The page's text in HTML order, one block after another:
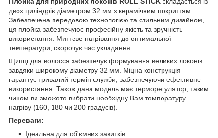
двох циліндрів діаметром 32 мм з керамічним покриттям.
Забезпечена передовою технологією та стильним дизайном,
ця плойка забезпечуює професійну якість та зручність
використання. Миттєве нагрівання до оптимальної
температури, скорочує час укладання.
Щипці для волосся забезпечує формування великих локонів
завдяки широкому діаметру 32 мм. Міцна конструкція
гарантує тривалий термін служби, забезпечуючи ефективне
використання. Також дана модель має терморегулятор, таким
чином ви зможете вибрати необхідну Вам температуру
нагріву (160, 180 чи 200 градусів).
Переваги:
Ідеальна для об'ємних завитків